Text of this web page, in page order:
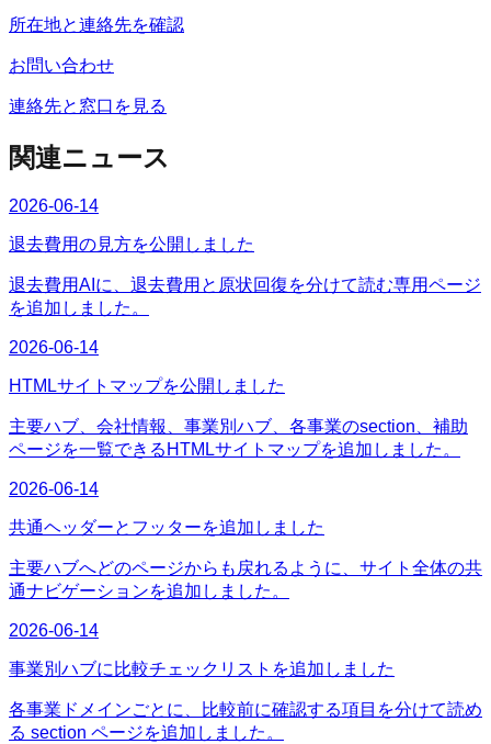
所在地と連絡先を確認
お問い合わせ
連絡先と窓口を見る
関連ニュース
2026-06-14
退去費用の見方を公開しました
退去費用AIに、退去費用と原状回復を分けて読む専用ページ
を追加しました。
2026-06-14
HTMLサイトマップを公開しました
主要ハブ、会社情報、事業別ハブ、各事業のsection、補助
ページを一覧できるHTMLサイトマップを追加しました。
2026-06-14
共通ヘッダーとフッターを追加しました
主要ハブへどのページからも戻れるように、サイト全体の共
通ナビゲーションを追加しました。
2026-06-14
事業別ハブに比較チェックリストを追加しました
各事業ドメインごとに、比較前に確認する項目を分けて読め
る section ページを追加しました。